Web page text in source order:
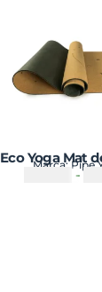
Eco Yoga Mat
Marca:Pipe
- ₡